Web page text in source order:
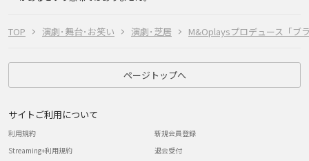
TOP 演劇･舞台･お笑い 演劇･芝居 M&Oplaysプロデュース「ブ
ページトップへ
サイトご利用について
利用規約
Streaming+利用規約
新規会員登録
退会受付